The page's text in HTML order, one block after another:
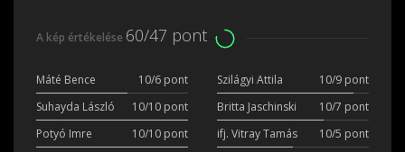
A kép értékelése 60/47 pont
Máté Bence 10/6 pont Szilágyi Attila
10/9 pont
Suhayda László
10/10 pont Britta Jaschinski
10/7 pont
Potyó Imre
10/10 pont ifj. Vitray Tamás
10/5 pont